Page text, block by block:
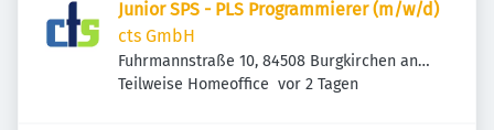
Junior SPS - PLS Programmierer (m/w/d)
cts GmbH
Fuhrmannstraße 10, 84508 Burgkirchen an
der Alz, Deutschland
Teilweise Homeoffice Veröffentlicht
vor 2 Tagen